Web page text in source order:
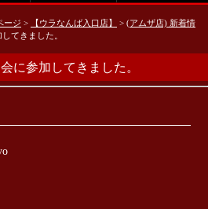
ージ > 【ウラなんば入口店】 > (アムザ店) 新着情
てきました。
に参加してきました。